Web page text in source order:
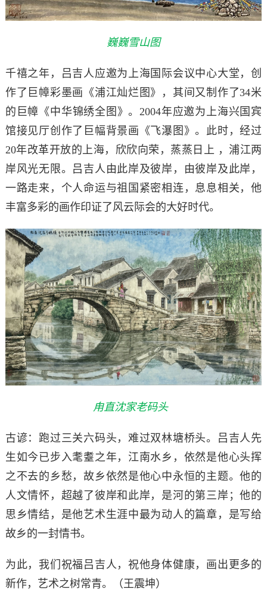
巍巍雪山图
千禧之年，吕吉人应邀为上海国际会议中心大堂，创
作了巨幛彩墨画《浦江灿烂图》，其间又制作了34米
的巨幛《中华锦绣全图》。2004年应邀为上海兴国宾
馆接见厅创作了巨幅背景画《飞瀑图》。此时，经过
20年改革开放的上海，欣欣向荣，蒸蒸日上 ，浦江两
岸风光无限。吕吉人由此岸及彼岸，由彼岸及此岸，
一路走来，个人命运与祖国紧密相连，息息相关，他
丰富多彩的画作印证了风云际会的大好时代。
甪直沈家老码头
古谚：跑过三关六码头，难过双林塘桥头。吕吉人先
生如今已步入耄耋之年，江南水乡，依然是他心头挥
之不去的乡愁，故乡依然是他心中永恒的主题。他的
人文情怀，超越了彼岸和此岸，是河的第三岸；他的
思乡情结，是他艺术生涯中最为动人的篇章，是写给
故乡的一封情书。
为此，我们祝福吕吉人，祝他身体健康，画出更多的
新作，艺术之树常青。（王震坤）